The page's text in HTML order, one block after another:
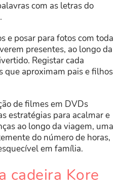
com as letras do
e posar para fotos com toda
presentes, ao longo da
Registar cada
que aproximam pais e filhos
de filmes em DVDs
estratégias para acalmar e
ao longo da viagem, uma
do número de horas,
em família.
cadeira Kore